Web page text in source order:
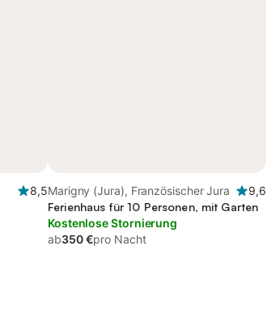
8,5Marigny (Jura), Französischer Jura
9,6
Ferienhaus für 10 Personen, mit Garten
Kostenlose Stornierung
ab350 €pro Nacht